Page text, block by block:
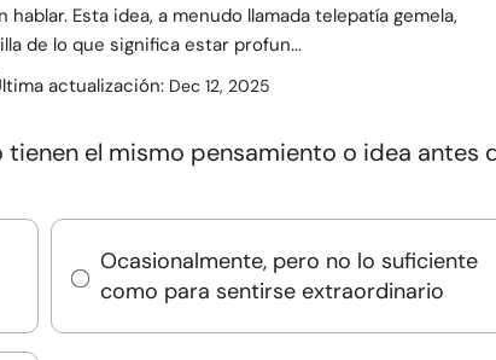
Esta idea, a menudo llamada telepatía gemela,
de lo que significa estar profun...
actualización: Dec 12, 2025
el mismo pensamiento o idea antes
Ocasionalmente, pero no lo suficiente
como para sentirse extraordinario